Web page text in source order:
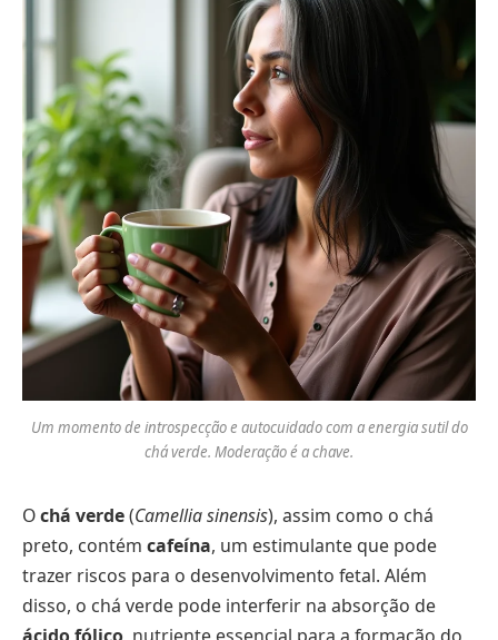
Um momento de introspecção e autocuidado com a energia sutil do
chá verde. Moderação é a chave.
Ochá verde(Camellia sinensis), assim como o chá
preto, contém cafeína, um estimulante que pode
trazer riscos para o desenvolvimento fetal. Além
disso, o chá verde pode interferir na absorção de